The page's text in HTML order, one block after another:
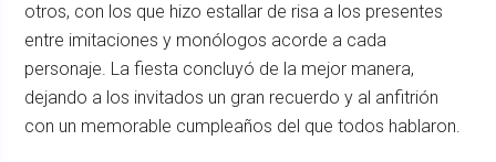
otros, con los que hizo estallar de risa a los presentes
entre imitaciones y monólogos acorde a cada
personaje. La fiesta concluyó de la mejor manera,
dejando a los invitados un gran recuerdo y al anfitrión
con un memorable cumpleaños del que todos hablaron.